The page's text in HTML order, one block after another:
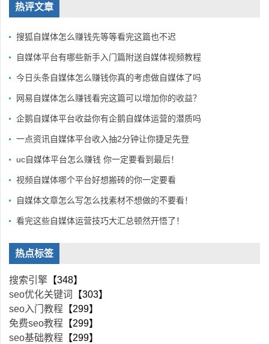
热评文章
搜狐自媒体怎么赚钱先等等看完这篇也不迟
自媒体平台有哪些新手入门篇附送自媒体视频教程
今日头条自媒体怎么赚钱你真的考虑做自媒体了吗
网易自媒体怎么赚钱看完这篇可以增加你的收益？
企鹅自媒体平台收益你有企鹅自媒体运营的潜质吗
一点资讯自媒体平台收入抽2分钟让你捷足先登
uc自媒体平台怎么赚钱 你一定要看到最后！
视频自媒体哪个平台好想搬砖的你一定要看
自媒体文章怎么写怎么找素材不想做的不要看！
看完这些自媒体运营技巧大汇总顿然开悟了！
热点标签
搜索引擎 【348】
seo优化关键词
【303】
seo入门教程 【299】
免费seo教程 【299】
seo基础教程 【299】